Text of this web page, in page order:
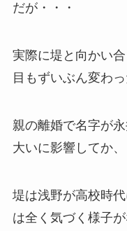
だが・・・
実際に堤と向かい
目もずいぶん変わっ
親の離婚で名字が
大いに影響してか、
堤は浅野が高校時
は全く気づく様子が